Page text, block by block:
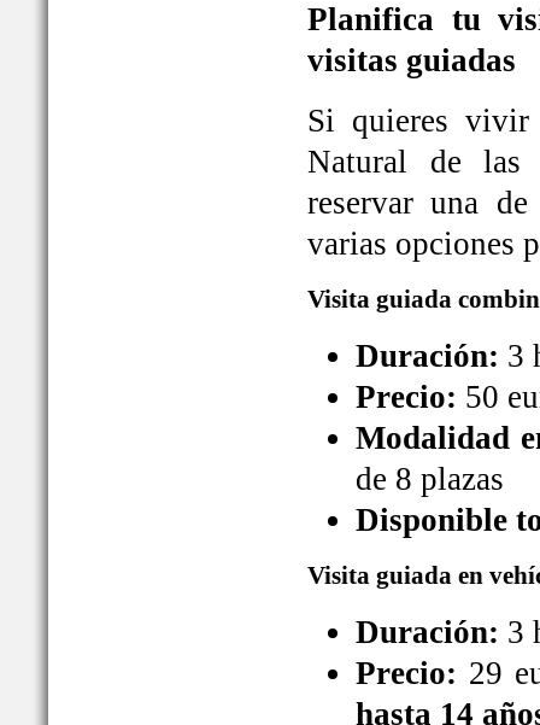
Planifica tu
visitas guiadas
Si quieres
Natural de las
reservar una
varias opciones
Visita guiada
Duración: 3
Precio: 50
Modalidad
de 8 plazas
Disponible
Visita guiada en
Duración: 3
Precio: 29
hasta 14